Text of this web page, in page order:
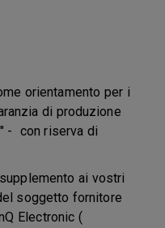
orientamento per i
di produzione
- con riserva di
ai vostri
soggetto fornitore
Electronic (